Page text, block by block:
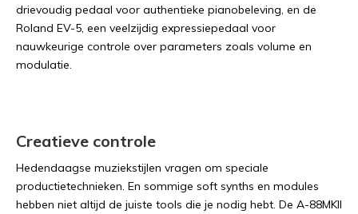
drievoudig pedaal voor authentieke pianobeleving, en de
Roland EV-5, een veelzijdig expressiepedaal voor
nauwkeurige controle over parameters zoals volume en
modulatie.
Creatieve controle
Hedendaagse muziekstijlen vragen om speciale
productietechnieken. En sommige soft synths en modules
hebben niet altijd de juiste tools die je nodig hebt. De A-88MKII